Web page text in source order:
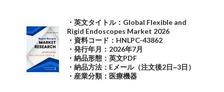
・英文タイトル：Global Flexible and
Rigid Endoscopes Market 2026
・資料コード：HNLPC-43862
・発行年月：2026年7月
・納品形態：英文PDF
・納品方法：Eメール（注文後2日~3日）
・産業分類：医療機器